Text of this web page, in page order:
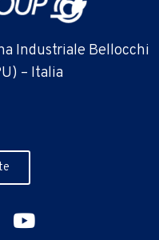
Industriale Bellocchi
– Italia